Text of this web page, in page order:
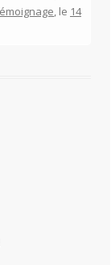
, le 14